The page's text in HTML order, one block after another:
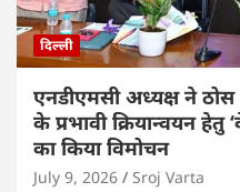
दिल्ली
एनडीएमसी अध्यक्ष ने
के प्रभावी क्रियान्वयन हेतु
का किया विमोचन
July 9, 2026 Sroj Varta